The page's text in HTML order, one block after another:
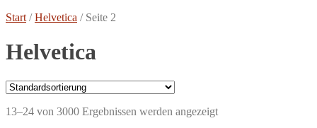
Start /Helvetica / Seite 2
Helvetica
13–24 von 3000 Ergebnissen werden angezeigt